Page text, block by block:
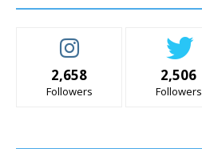
2,658
Followers
2,506
Followers